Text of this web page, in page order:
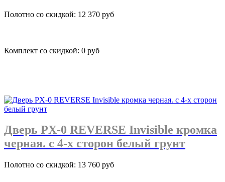
Полотно со скидкой: 12 370 руб
Комплект со скидкой: 0 руб
Дверь PX-0 REVERSE Invisible кромка
черная. с 4-х сторон белый грунт
Полотно со скидкой: 13 760 руб